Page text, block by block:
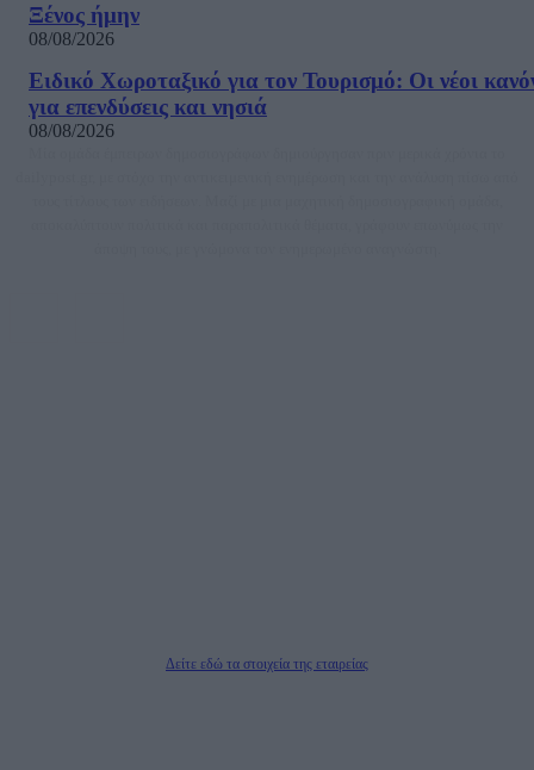
Ξένος ήμην
08/08/2026
Ειδικό Χωροταξικό για τον Τουρισμό: Οι νέοι
για επενδύσεις και νησιά
08/08/2026
Δείτε εδώ τα στοιχεία της εταιρείας